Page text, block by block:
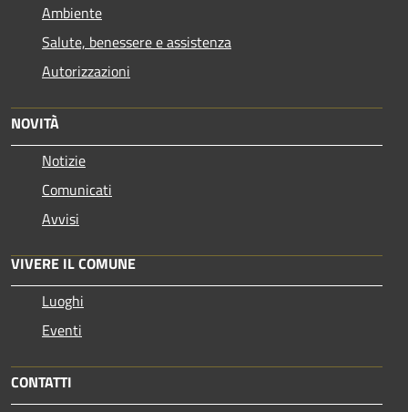
Ambiente
Salute, benessere e assistenza
Autorizzazioni
NOVITÀ
Notizie
Comunicati
Avvisi
VIVERE IL COMUNE
Luoghi
Eventi
CONTATTI